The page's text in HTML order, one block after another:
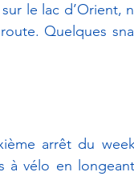
le lac d’Orient,
Quelques
arrêt du
à vélo en